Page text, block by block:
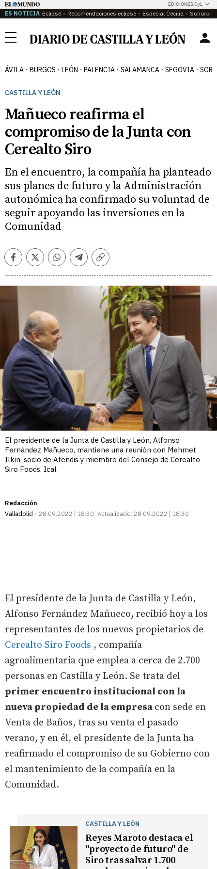
EDICIONES CyL
ES NOTICIA Eclipse Recomendaciones eclipse Especial Cecilia
Menú
ÁVILA BURGOS LEÓN PALENCIA SALAMANCA SEGOVIA
CASTILLA Y LEÓN
Mañueco reafirma el
compromiso de la Junta con
Cerealto Siro
En el encuentro, la compañía ha planteado
sus planes de futuro y la Administración
autonómica ha confirmado su voluntad de
seguir apoyando las inversiones en la
Comunidad
FacebookTwitterWhatsappTelegramCopiar
El presidente de la Junta de Castilla y León, Alfonso
Fernández Mañueco, mantiene una reunión con Mehmet
Ilkin, socio de Afendis y miembro del Consejo de Cerealto
Siro Foods. Ical
Redacción
Valladolid
28.09.2022 | 18:30 Actualizado: 28.09.2022 | 18:30
El presidente de la Junta de Castilla y León,
Alfonso Fernández Mañueco, recibió hoy a los
representantes de los nuevos propietarios de
Cerealto Siro Foods , compañía
agroalimentaria que emplea a cerca de 2.700
personas en Castilla y León. Se trata del
primer encuentro institucional con la
nueva propiedad de la empresa con sede en
Venta de Baños, tras su venta el pasado
verano, y en él, el presidente de la Junta ha
reafirmado el compromiso de su Gobierno con
el mantenimiento de la compañía en la
Comunidad.
CASTILLA Y LEÓN
Reyes Maroto destaca el
"proyecto de futuro" de
Siro tras salvar 1.700